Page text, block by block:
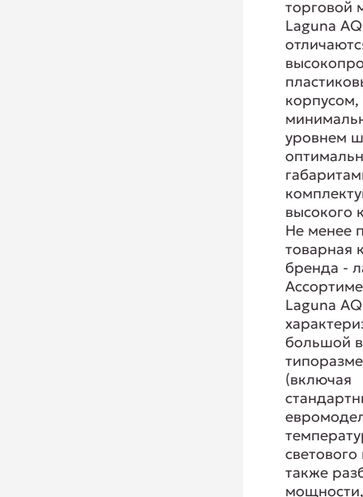
торговой
Laguna
корпусом,
уровнем
высокого
Не менее
товарная
бренда -
Laguna
большой
(включая
также